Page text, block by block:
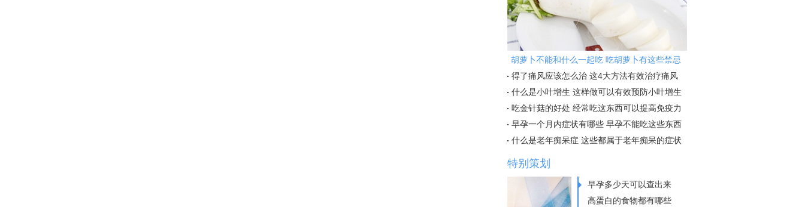
胡萝卜不能和什么一起吃 吃胡萝卜有这些禁忌
得了痛风应该怎么治 这4大方法有效治疗痛风
什么是小叶增生 这样做可以有效预防小叶增生
吃金针菇的好处 经常吃这东西可以提高免疫力
早孕一个月内症状有哪些 早孕不能吃这些东西
什么是老年痴呆症 这些都属于老年痴呆的症状
特别策划
早孕多少天可以查出来
高蛋白的食物都有哪些